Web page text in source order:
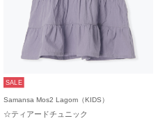
SALE
Samansa Mos2 Lagom（KIDS）
☆ティアードチュニック